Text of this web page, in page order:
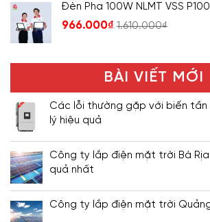
Đèn Pha 100W NLMT VSS P100
966.000₫ 1.610.000₫
BÀI VIẾT MỚI
Các lỗi thường gặp với biến
lý hiệu quả
Công ty lắp điện mặt trời Bà Rịa
quả nhất
Công ty lắp điện mặt trời